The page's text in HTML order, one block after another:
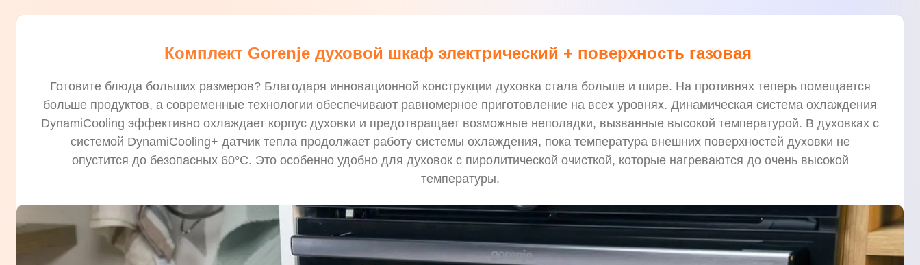
Комплект Gorenje духовой шкаф электрический + поверхность газовая
Готовите блюда больших размеров? Благодаря инновационной конструкции духовка стала больше и шире. На противнях теперь помещается
больше продуктов, а современные технологии обеспечивают равномерное приготовление на всех уровнях. Динамическая система охлаждения
DynamiCooling эффективно охлаждает корпус духовки и предотвращает возможные неполадки, вызванные высокой температурой. В духовках с
системой DynamiCooling+ датчик тепла продолжает работу системы охлаждения, пока температура внешних поверхностей духовки не
опустится до безопасных 60°С. Это особенно удобно для духовок с пиролитической очисткой, которые нагреваются до очень высокой
температуры.